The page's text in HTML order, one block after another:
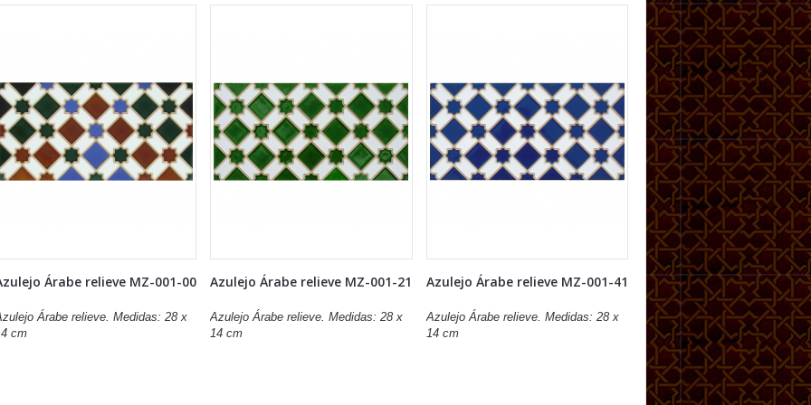
Árabe relieve MZ-001-00
Árabe relieve. Medidas: 28 x
cm
Azulejo Árabe relieve MZ-001-21
Azulejo Árabe relieve. Medidas: 28 x
14 cm
Azulejo Árabe relieve MZ-001-41
Azulejo Árabe relieve. Medidas: 28 x
14 cm